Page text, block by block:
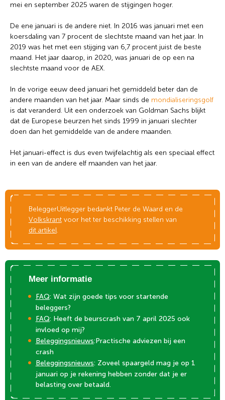
mei en september 2025 waren de stijgingen hoger.
De ene januari is de andere niet. In 2016 was januari met een
koersdaling van 7 procent de slechtste maand van het jaar. In
2019 was het met een stijging van 6,7 procent juist de beste
maand. Het jaar daarop, in 2020, was januari de op een na
slechtste maand voor de AEX.
In de vorige eeuw deed januari het gemiddeld beter dan de
andere maanden van het jaar. Maar sinds de mondialiseringsgolf
is dat veranderd. Uit een onderzoek van Goldman Sachs blijkt
dat de Europese beurzen het sinds 1999 in januari slechter
doen dan het gemiddelde van de andere maanden.
Het januari-effect is dus even twijfelachtig als een speciaal effect
in een van de andere elf maanden van het jaar.
BeleggerUitlegger bedankt Peter de Waard en de
Volkskrantvoor het ter beschikking stellen van
dit artikel.
Meer informatie
FAQ: Wat zijn goede tips voor startende
beleggers?
FAQ: Heeft de beurscrash van 7 april 2025 ook
invloed op mij?
Beleggingsnieuws:Practische adviezen bij een
crash
Beleggingsnieuws: Zoveel spaargeld mag je op 1
januari op je rekening hebben zonder dat je er
belasting over betaald.